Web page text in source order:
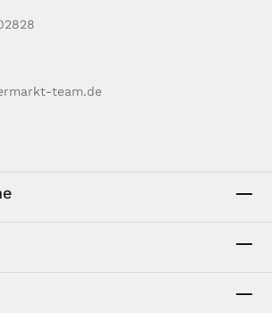
team.de